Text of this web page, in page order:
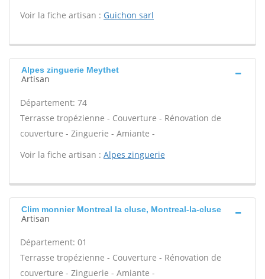
Voir la fiche artisan : Guichon sarl
Alpes zinguerie Meythet
Artisan
Département: 74
Terrasse tropézienne - Couverture - Rénovation de
couverture - Zinguerie - Amiante -
Voir la fiche artisan : Alpes zinguerie
Clim monnier Montreal la cluse, Montreal-la-cluse
Artisan
Département: 01
Terrasse tropézienne - Couverture - Rénovation de
couverture - Zinguerie - Amiante -